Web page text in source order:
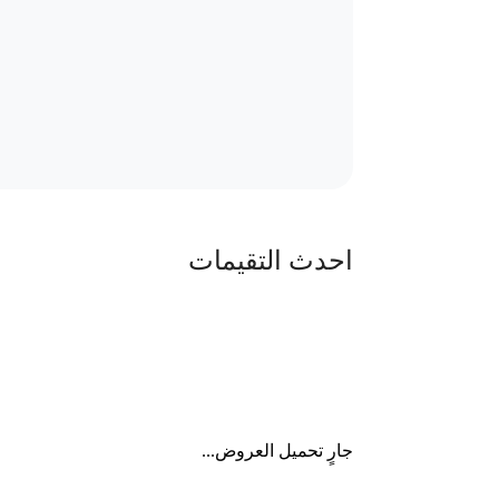
احدث التقيمات
جارٍ تحميل العروض...